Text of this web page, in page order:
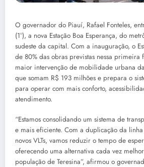
O governador do Piauí, Rafael Fonteles,
(1°), a nova Estação Boa Esperança, do
sudeste da capital. Com a inauguração, o
de 80% das obras previstas nessa primeira
maior intervenção de mobilidade urbana
que somam R$ 193 milhões e prepara o
para operar com mais conforto,
atendimento.
“Estamos consolidando um sistema de
e mais eficiente. Com a duplicação da
novos VLTs, vamos reduzir o tempo de
oferecendo uma alternativa cada vez
população de Teresina”, afirmou o